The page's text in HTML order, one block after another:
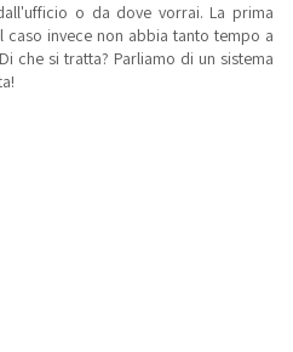
o da dove vorrai. La prima
invece non abbia tanto tempo a
che si tratta? Parliamo di un sistema